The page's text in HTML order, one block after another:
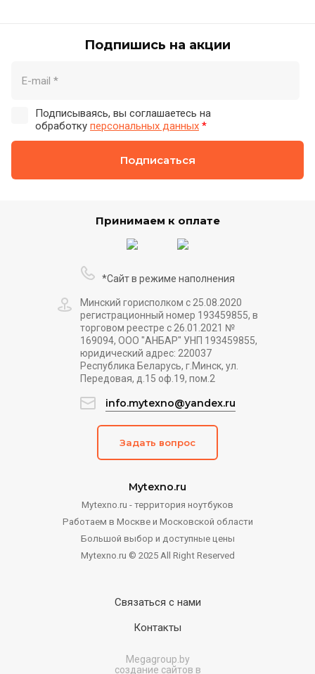
Подпишись на акции
Подписываясь, вы соглашаетесь на
обработку персональных данных *
Подписаться
Принимаем к оплате
Mytexno.ru
Mytexno.ru - территория ноутбуков
Работаем в Москве и Московской области
Большой выбор и доступные цены
Mytexno.ru © 2025 All Right Reserved
*Сайт в режиме наполнения
Минский горисполком с 25.08.2020
регистрационный номер 193459855, в
торговом реестре с 26.01.2021 №
169094, ООО "АНБАР" УНП 193459855,
юридический адрес: 220037
Республика Беларусь, г.Минск, ул.
Передовая, д.15 оф.19, пом.2
info.mytexno@yandex.ru
Задать вопрос
Связаться с нами
Контакты
Megagroup.by
создание сайтов в